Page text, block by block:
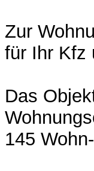
Zur
für Ihr Kfz
Das
145